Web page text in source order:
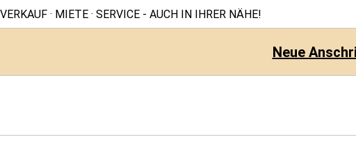
VERKAUF · MIETE · SERVICE - AUCH IN IHRER NÄHE!
Neue